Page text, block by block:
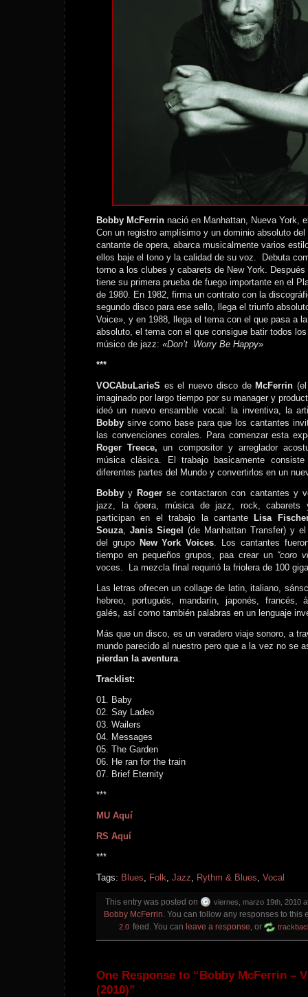
Bobby McFerrin nació en Manhattan, Nueva York,
Con un registro amplísimo y un dominio absoluto
cantante de opera, abarca musicalmente varios
ellos baje el tono y la calidad de su voz. Debuta
torno a los clubes y cabarets de New York.
tiene su primera prueba de fuego importante en el
de 1980. En 1982, firma un contrato con la
segundo disco para ese sello, llega el triunfo
Voice», y en 1988, llega el tema con el que pasa a
absoluto, el tema con el que consigue batir todos
músico de jazz: «Don’t Worry Be Happy»
***
VOCAbuLarieS es el nuevo disco de McFerrin
imaginado por largo tiempo por su manager y
ideó un nuevo ensamble vocal: la inventiva, la
Bobby sirve como base para que los cantantes
las convenciones corales. Para comenzar esta
Roger Treece, un compositor y arreglador
música clásica. El trabajo basicamente
diferentes partes del Mundo y convertirlos en un
Bobby y Roger se contactaron con cantantes y
jazz, la ópera, música de jazz, rock, cabarets
participan en el trabajo la cantante
Lisa
Souza, Janis Siegel
(de Manhattan Transfer) y
del grupo New York Voices. Los cantantes
tiempo en pequeños grupos, paa crear un “coro
voces. La mezcla final requirió la friolera de 100
Las letras ofrecen un collage de latin, italiano,
hebreo, portugués, mandarín, japonés, francés,
galés, así como también palabras en un lenguaje
Más que un disco, es un veradero viaje sonoro, a
mundo parecido al nuestro pero que a la vez no se
pierdan la aventura.
Tracklist:
01. Baby
02. Say Ladeo
03. Wailers
04. Messages
05. The Garden
06. He ran for the train
07. Brief Eternity
***
MU Aquí
RS Aquí
***
Tags: Blues, Folk, Jazz, Rythm & Blues, Vocal
This entry was posted on viernes, marzo 19th, 2010
Bobby McFerrin. You can follow any responses to this
2.0 feed. You can leave a response, or
One Response to “Bobby McFerrin –
(2010)”